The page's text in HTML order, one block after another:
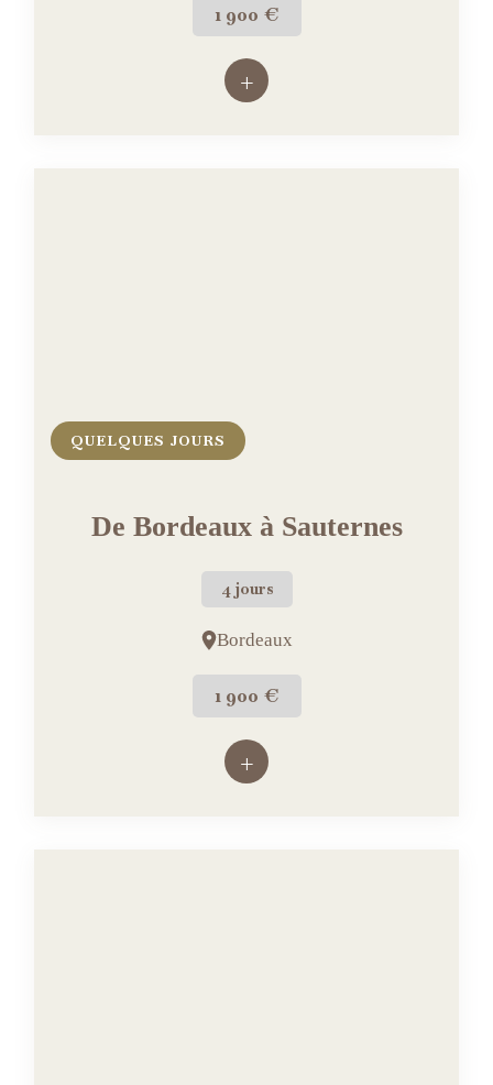
1 900 €
+
QUELQUES JOURS
De Bordeaux à Sauternes
4 jours
Bordeaux
1 900 €
+